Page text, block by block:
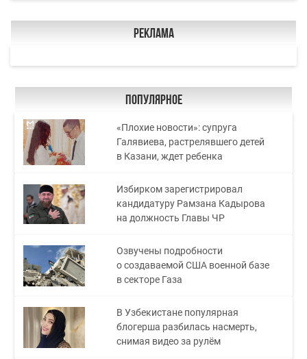
Реклама
Популярное
«Плохие новости»: супруга
Галявиева, растрелявшего детей
в Казани, ждет ребенка
Избирком зарегистрировал
кандидатуру Рамзана Кадырова
на должность Главы ЧР
Озвучены подробности
о создаваемой США военной базе
в секторе Газа
В Узбекистане популярная
блогерша разбилась насмерть,
снимая видео за рулём